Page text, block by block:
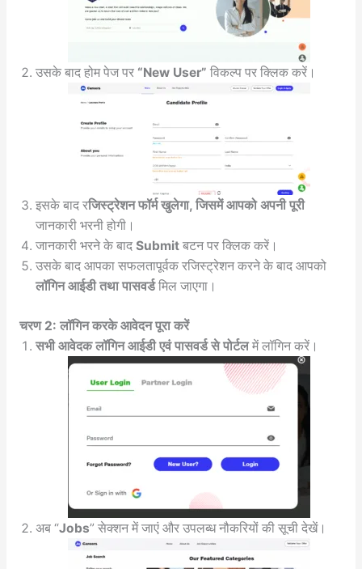
उसके बाद होम पेज पर “New User” विकल्प पर क्लिक करें।
इसके बाद रजिस्ट्रेशन फॉर्म खुलेगा, जिसमें आपको अपनी पूरी
जानकारी भरनी होगी।
जानकारी भरने के बाद Submitबटन पर क्लिक करें।
उसके बाद आपका सफलतापूर्वक रजिस्ट्रेशन करने के बाद आपको
लॉगिन आईडी तथा पासवर्डमिल जाएगा।
चरण 2: लॉगिन करके आवेदन पूरा करें
सभी आवेदक लॉगिन आईडी एवं पासवर्ड से पोर्टलमें लॉगिन करें।
अब “Jobs” सेक्शन में जाएं और उपलब्ध नौकरियों की सूची देखें।